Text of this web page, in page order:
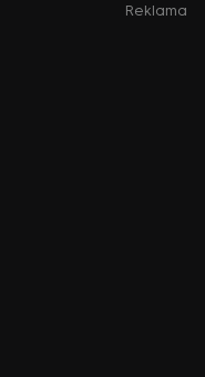
Reklama